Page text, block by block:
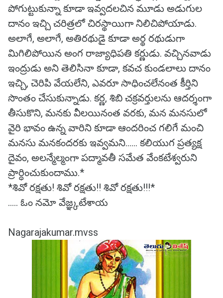
పోగుట్టుకున్నా కూడా ఇవ్వదలచిన మూడు అడుగుల
దానం ఇచ్చి చరిత్రలో చిరస్థాయిగా నిలిచిపోయాడు.
అలాగే, అలాగే, అతిరథుడై కూడా అర్థ రథుడుగా
మిగిలిపోయిన అంగ రాజ్యాధిపతి కర్ణుడు. వచ్చినవాడు
ఇంద్రుడు అని తెలిసినా కూడా, కవచ కుండలాలు దానం
ఇచ్చి, చెరిపి వేయలేని, ఎవరూ సాధించలేనంత కీర్తిని
సొంతం చేసుకున్నాడు. కర్ణ, శిబి చక్రవర్తులను ఆదర్శంగా
తీసుకొని, మనకు వీలయినంత వరకు, మన మనసులో
వైరి భావం ఉన్న వారిని కూడా ఆందరించ గలిగే మంచి
మనసు మనకందరకు ఇవ్వమని...... కలియుగ ప్రత్యక్ష
దైవం, అలన్మేల్మంగా పద్మావతీ సమేత వేంకటేశ్వరుని
ప్రార్ధించుకుందాము.*
*శివో రక్షతు! శివో రక్షతు!! శివో రక్షతు!!!*
..... ఓం నమో వేజ్ఞ్కటేశాయ
Nagarajakumar.mvss